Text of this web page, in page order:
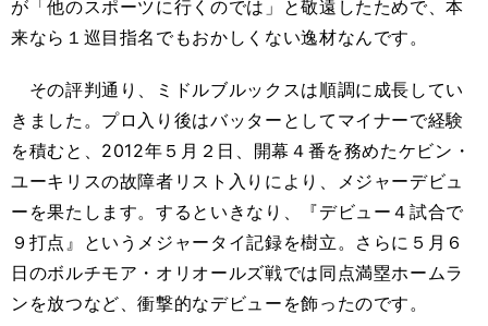
が「他のスポーツに行くのでは」と敬遠したためで、本
来なら１巡目指名でもおかしくない逸材なんです。
その評判通り、ミドルブルックスは順調に成長してい
きました。プロ入り後はバッターとしてマイナーで経験
を積むと、2012年５月２日、開幕４番を務めたケビン・
ユーキリスの故障者リスト入りにより、メジャーデビュ
ーを果たします。するといきなり、『デビュー４試合で
９打点』というメジャータイ記録を樹立。さらに５月６
日のボルチモア・オリオールズ戦では同点満塁ホームラ
ンを放つなど、衝撃的なデビューを飾ったのです。